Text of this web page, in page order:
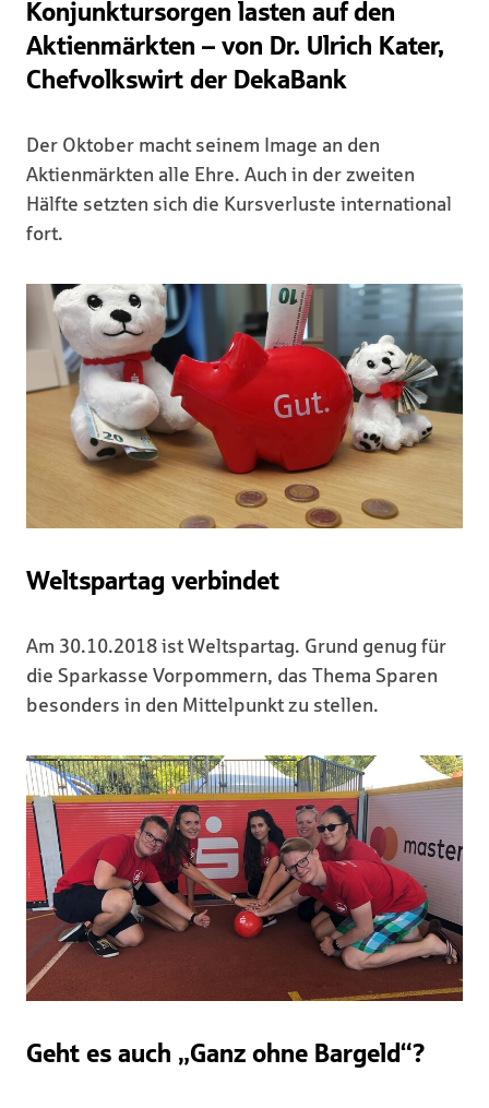
Konjunktursorgen lasten auf den
Aktienmärkten – von Dr. Ulrich Kater,
Chefvolkswirt der DekaBank
Der Oktober macht seinem Image an den
Aktienmärkten alle Ehre. Auch in der zweiten
Hälfte setzten sich die Kursverluste international
fort.
Weltspartag verbindet
Am 30.10.2018 ist Weltspartag. Grund genug für
die Sparkasse Vorpommern, das Thema Sparen
besonders in den Mittelpunkt zu stellen.
Geht es auch „Ganz ohne Bargeld“?